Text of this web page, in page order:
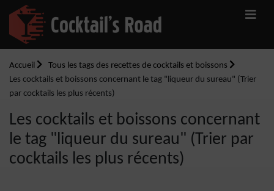
Accueil
Tous les tags des recettes de cocktails et boissons
Les cocktails et boissons concernant le tag "liqueur du sureau" (Trier
par cocktails les plus récents)
Les cocktails et boissons concernant
le tag "liqueur du sureau" (Trier par
cocktails les plus récents)